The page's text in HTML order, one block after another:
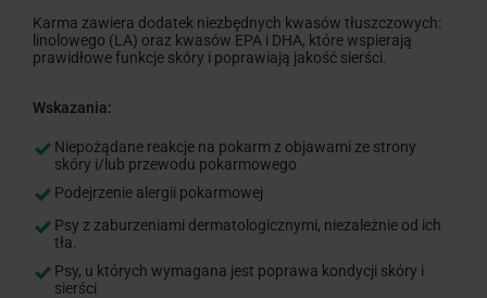
Karma zawiera dodatek niezbędnych kwasów tłuszczowych:
linolowego (LA) oraz kwasów EPA i DHA, które wspierają
prawidłowe funkcje skóry i poprawiają jakość sierści.
Wskazania:
Niepożądane reakcje na pokarm z objawami ze strony
skóry i/lub przewodu pokarmowego
Podejrzenie alergii pokarmowej
Psy z zaburzeniami dermatologicznymi, niezależnie od ich
tła.
Psy, u których wymagana jest poprawa kondycji skóry i
sierści